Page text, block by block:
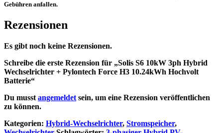
Gebühren anfallen.
Rezensionen
Es gibt noch keine Rezensionen.
Schreibe die erste Rezension für „Solis S6 10kW 3ph Hybrid
Wechselrichter + Pylontech Force H3 10.24kWh Hochvolt
Batterie“
Du musst angemeldet sein, um eine Rezension veröffentlichen
zu können.
Kategorien: Hybrid-Wechselrichter, Stromspeicher,